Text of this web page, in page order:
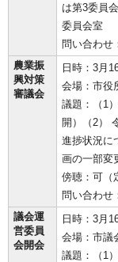
は第3委員
委員会室
問い合わせ
農業振
興対策
審議会
日時：3月
会場：市役
議題：（1
開）（2）
進捗状況に
画の一部変
傍聴：可（
問い合わせ
議会運
営委員
会開会
日時：3月
会場：市議
議題：（1